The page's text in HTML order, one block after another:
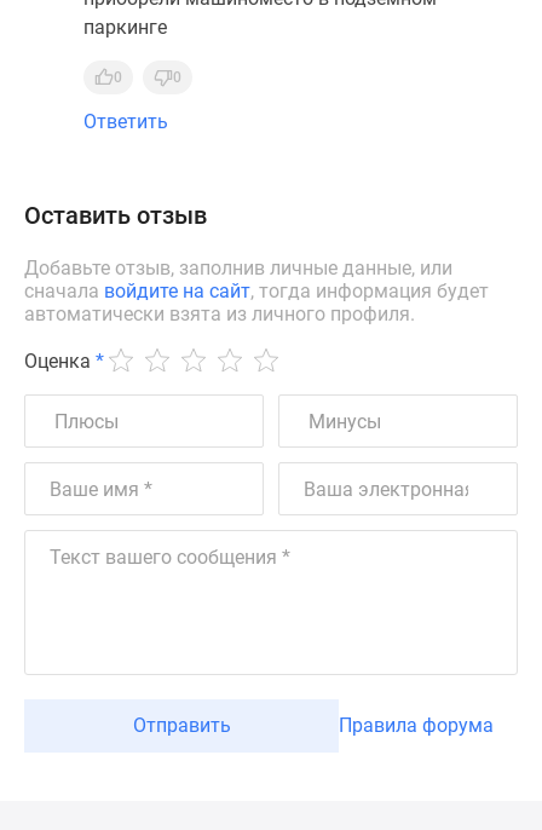
паркинге
0 0
Ответить
Оставить отзыв
Добавьте отзыв, заполнив личные данные, или
сначала войдите на сайт, тогда информация будет
автоматически взята из личного профиля.
Оценка *
Отправить Правила форума